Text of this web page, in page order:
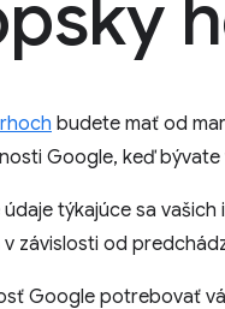
budete mať od
Google, keď bývate
týkajúce sa
v závislosti od
Google potrebovať